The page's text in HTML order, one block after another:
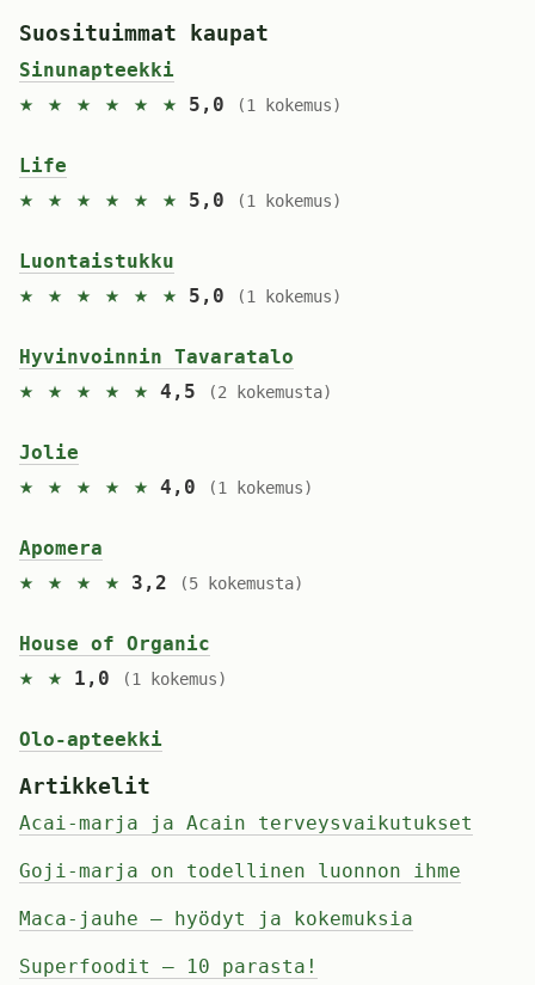
Suosituimmat kaupat
Sinunapteekki
★ ★ ★ ★ ★ ★ 5,0 (1 kokemus)
Life
★ ★ ★ ★ ★ ★ 5,0 (1 kokemus)
Luontaistukku
★ ★ ★ ★ ★ ★ 5,0 (1 kokemus)
Hyvinvoinnin Tavaratalo
★ ★ ★ ★ ★ 4,5 (2 kokemusta)
Jolie
★ ★ ★ ★ ★ 4,0 (1 kokemus)
Apomera
★ ★ ★ ★ 3,2 (5 kokemusta)
House of Organic
★ ★ 1,0 (1 kokemus)
Olo-apteekki
Artikkelit
Acai-marja ja Acain terveysvaikutukset
Goji-marja on todellinen luonnon ihme
Maca-jauhe – hyödyt ja kokemuksia
Superfoodit – 10 parasta!